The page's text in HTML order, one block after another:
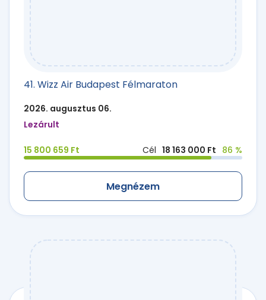
41. Wizz Air Budapest Félmaraton
2026. augusztus 06.
Lezárult
15 800 659 Ft Cél 18 163 000 Ft 86 %
Megnézem